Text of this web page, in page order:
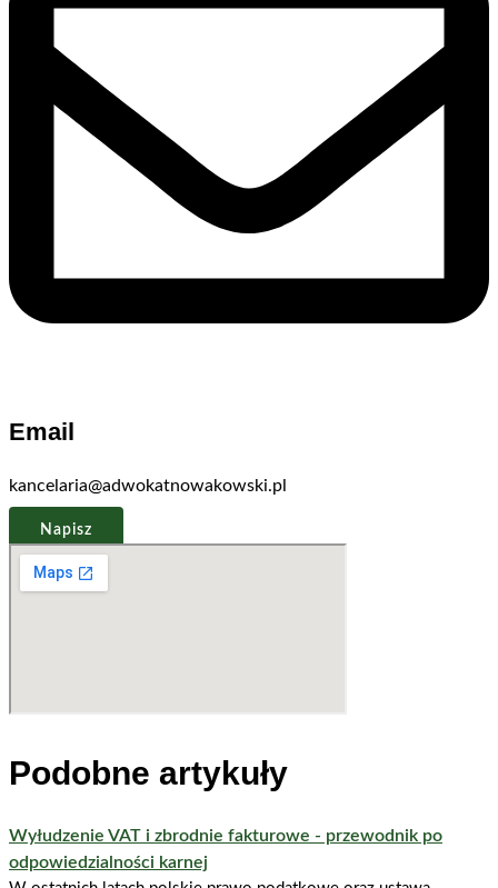
Email
kancelaria@adwokatnowakowski.pl
Napisz
Podobne artykuły
Wyłudzenie VAT i zbrodnie fakturowe - przewodnik po
odpowiedzialności karnej